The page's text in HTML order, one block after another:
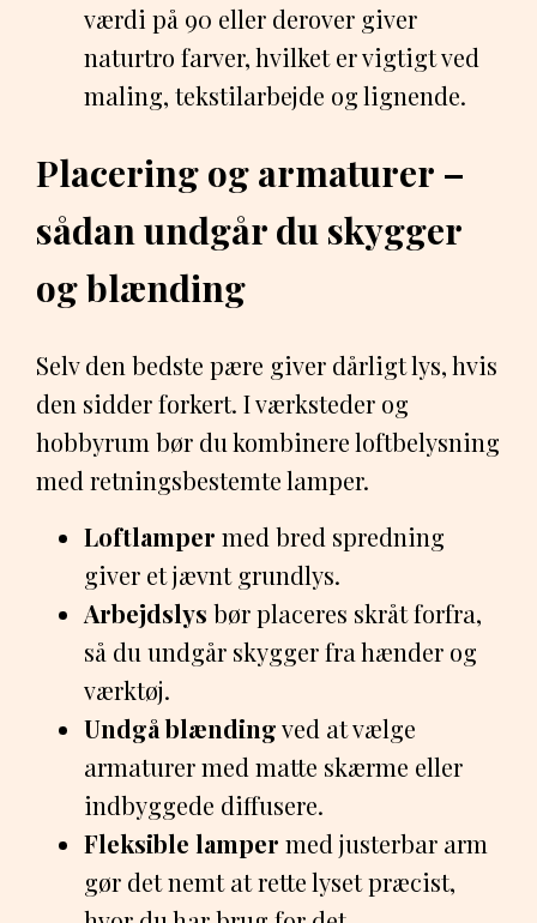
værdi på 90 eller derover giver
naturtro farver, hvilket er vigtigt ved
maling, tekstilarbejde og lignende.
Placering og armaturer –
sådan undgår du skygger
og blænding
Selv den bedste pære giver dårligt lys, hvis
den sidder forkert. I værksteder og
hobbyrum bør du kombinere loftbelysning
med retningsbestemte lamper.
Loftlamper med bred spredning
giver et jævnt grundlys.
Arbejdslys bør placeres skråt forfra,
så du undgår skygger fra hænder og
værktøj.
Undgå blændingved at vælge
armaturer med matte skærme eller
indbyggede diffusere.
Fleksible lamper med justerbar arm
gør det nemt at rette lyset præcist,